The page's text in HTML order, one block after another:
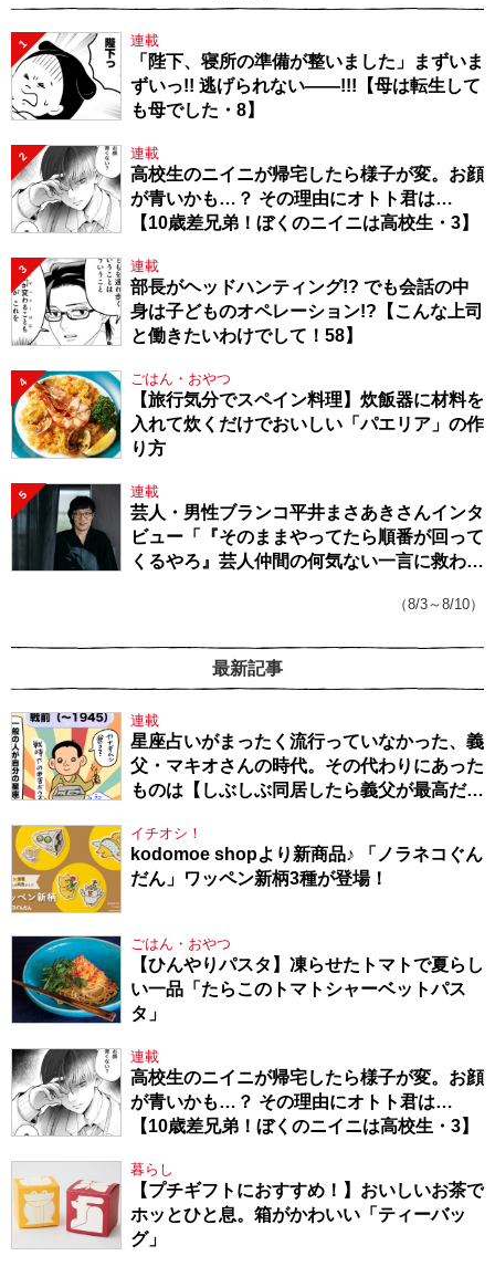
1 連載
「陛下、寝所の準備が整いました」まずいま
ずいっ!! 逃げられない――!!!【母は転生して
も母でした・8】
2 連載
高校生のニイニが帰宅したら様子が変。お顔
が青いかも…？ その理由にオトト君は…
【10歳差兄弟！ぼくのニイニは高校生・3】
3 連載
部長がヘッドハンティング!? でも会話の中
身は子どものオペレーション!?【こんな上司
と働きたいわけでして！58】
4 ごはん・おやつ
【旅行気分でスペイン料理】炊飯器に材料を
入れて炊くだけでおいしい「パエリア」の作
り方
5 連載
芸人・男性ブランコ平井まさあきさんインタ
ビュー「『そのままやってたら順番が回って
くるやろ』芸人仲間の何気ない一言に救われ
（8/3～8/10）
最新記事
連載
星座占いがまったく流行っていなかった、義
父・マキオさんの時代。その代わりにあった
ものは【しぶしぶ同居したら義父が最高だっ
イチオシ！
kodomoe shopより新商品♪ 「ノラネコぐん
だん」ワッペン新柄3種が登場！
ごはん・おやつ
【ひんやりパスタ】凍らせたトマトで夏らし
い一品「たらこのトマトシャーベットパス
タ」
連載
高校生のニイニが帰宅したら様子が変。お顔
が青いかも…？ その理由にオトト君は…
【10歳差兄弟！ぼくのニイニは高校生・3】
暮らし
【プチギフトにおすすめ！】おいしいお茶で
ホッとひと息。箱がかわいい「ティーバッ
グ」